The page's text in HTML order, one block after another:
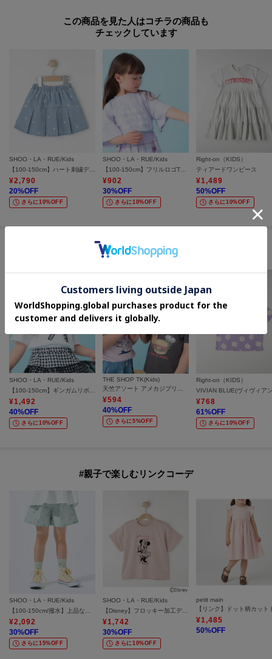
この商品を見た人はコチラの商品も
チェックしています
SHOO・LA・RUE/Kids
【100-150cm】ハート刺繍デニムスカート
¥2,790
20%OFF
さらに10%OFF
SHOO・LA・RUE/Kids
【100-150cm】フリルロゴTシャツ
¥902
30%OFF
さらに10%OFF
Right-on（KIDS）
ティアードワンピース
¥1,489
50%OFF
さらに10%OFF
セールアイテムからのおすすめ
SHOO・LA・RUE/Kids
¥1,492
40%OFF
さらに10%OFF
THE SHOP TK(Kids)
¥594
40%OFF
さらに5%OFF
Right-on（KIDS）
¥768
61%OFF
さらに10%OFF
#親子で楽しむリンクコーデ
SHOO・LA・RUE/Kids
【100-150cm/撥水】上品なボタニカル柄 ハートポケットショートパンツ
¥2,092
30%OFF
さらに15%OFF
SHOO・LA・RUE/Kids
【Disney】フロッキー加工デザインTシャツ
¥1,742
30%OFF
さらに10%OFF
petit main
¥1,485
50%OFF